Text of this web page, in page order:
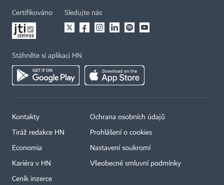
Certifikováno Sledujte nás
Stáhněte si aplikaci HN
Kontakty
Tiráž redakce HN
Economia
Kariéra v HN
Ceník inzerce
Ochrana osobních údajů
Prohlášení o cookies
Nastavení soukromí
Všeobecné smluvní podmínky